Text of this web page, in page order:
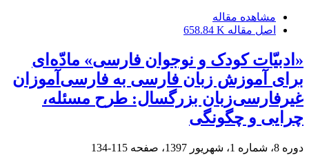
مشاهده مقاله
اصل مقاله 658.84 K
«ادبیّات کودک و نوجوان فارسی» مادّه‌ای
برای آموزش زبان فارسی به فارسی‌آموزان
غیرفارسی‌زبان بزرگسال: طرح مسئله،
چرایی و چگونگی
دوره 8، شماره 1، شهریور 1397، صفحه 115-134